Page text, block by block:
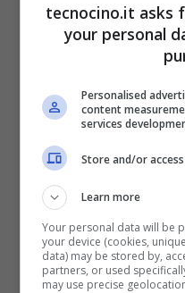
* se qualcuno sa la
un commento!
tecnocino.it asks
your personal
Personalised
content
services
Store and/or
Learn more
Your personal data will be
your device (cookies,
data) may be stored by,
partners, or used
may use precise